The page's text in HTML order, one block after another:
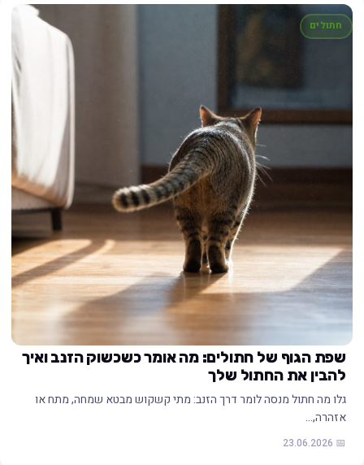
חתולים
שפת הגוף של חתולים: מה אומר כשכשוק הזנב ואיך
להבין את החתול שלך
גלו מה חתול מנסה לומר דרך הזנב: מתי קשקוש מבטא שמחה, מתח או
אזהרה,…
📅 23.06.2026